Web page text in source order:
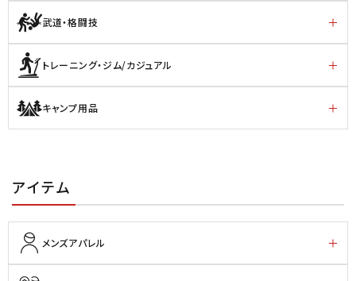
武道・格闘技
トレーニング・ジム/カジュアル
キャンプ用品
アイテム
メンズアパレル